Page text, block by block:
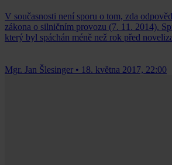
V současnosti není sporu o tom, zda
zákona o silničním provozu (7. 11. 2014).
který byl spáchán méně než rok před
Mgr. Jan Šlesinger • 18. května 2017, 22:00